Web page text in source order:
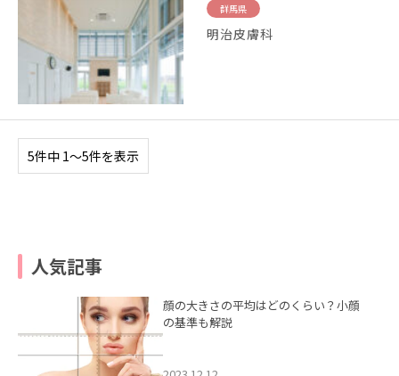
群馬県
明治皮膚科
5件中 1〜5件を表示
人気記事
顔の大きさの平均はどのくらい？小顔
の基準も解説